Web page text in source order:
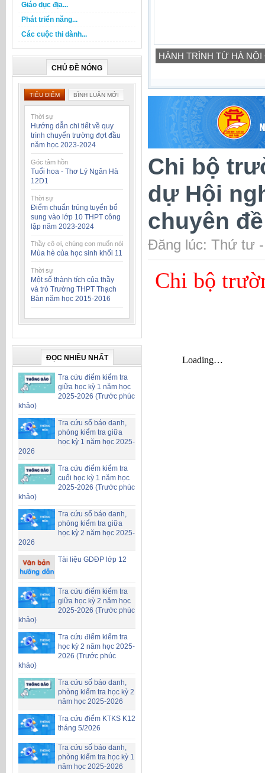
Giáo dục địa...
Phát triển năng...
Các cuộc thi dành...
CHỦ ĐỀ NÓNG
TIÊU ĐIỂM BÌNH LUẬN MỚI
Thời sự
Hướng dẫn chi tiết về quy
trình chuyển trường đợt đầu
năm học 2023-2024
Góc tâm hồn
Tuổi hoa - Thơ Lý Ngân Hà
12D1
Thời sự
Điểm chuẩn trúng tuyển bổ
sung vào lớp 10 THPT công
lập năm 2023-2024
Thầy cô ơi, chúng con muốn nói
Mùa hè của học sinh khối 11
Thời sự
Một số thành tích của thầy
và trò Trường THPT Thạch
Bàn năm học 2015-2016
ĐỌC NHIỀU NHẤT
Tra cứu điểm kiểm tra
giữa học kỳ 1 năm học
2025-2026 (Trước phúc
khảo)
Tra cứu số báo danh,
phòng kiểm tra giữa
học kỳ 1 năm học 2025-
2026
Tra cứu điểm kiểm tra
cuối học kỳ 1 năm học
2025-2026 (Trước phúc
khảo)
Tra cứu số báo danh,
phòng kiểm tra giữa
học kỳ 2 năm học 2025-
2026
Tài liệu GDĐP lớp 12
Tra cứu điểm kiểm tra
giữa học kỳ 2 năm học
2025-2026 (Trước phúc
khảo)
Tra cứu điểm kiểm tra
học kỳ 2 năm học 2025-
2026 (Trước phúc
khảo)
Tra cứu số báo danh,
phòng kiểm tra học kỳ 2
năm học 2025-2026
Tra cứu điểm KTKS K12
tháng 5/2026
Tra cứu số báo danh,
phòng kiểm tra học kỳ 1
năm học 2025-2026
HÀNH TRÌNH TỪ HÀ
Chi bộ
dự Hội
chuyên
Đăng lúc: Thứ tư
Chi bộ